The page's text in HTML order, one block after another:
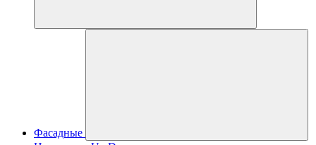
Фасадные